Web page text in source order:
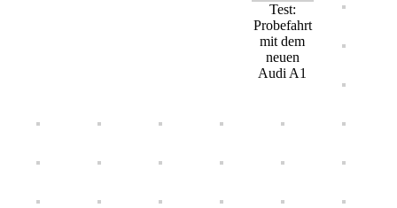
Test:
Probefahrt
mit dem
neuen
Audi A1